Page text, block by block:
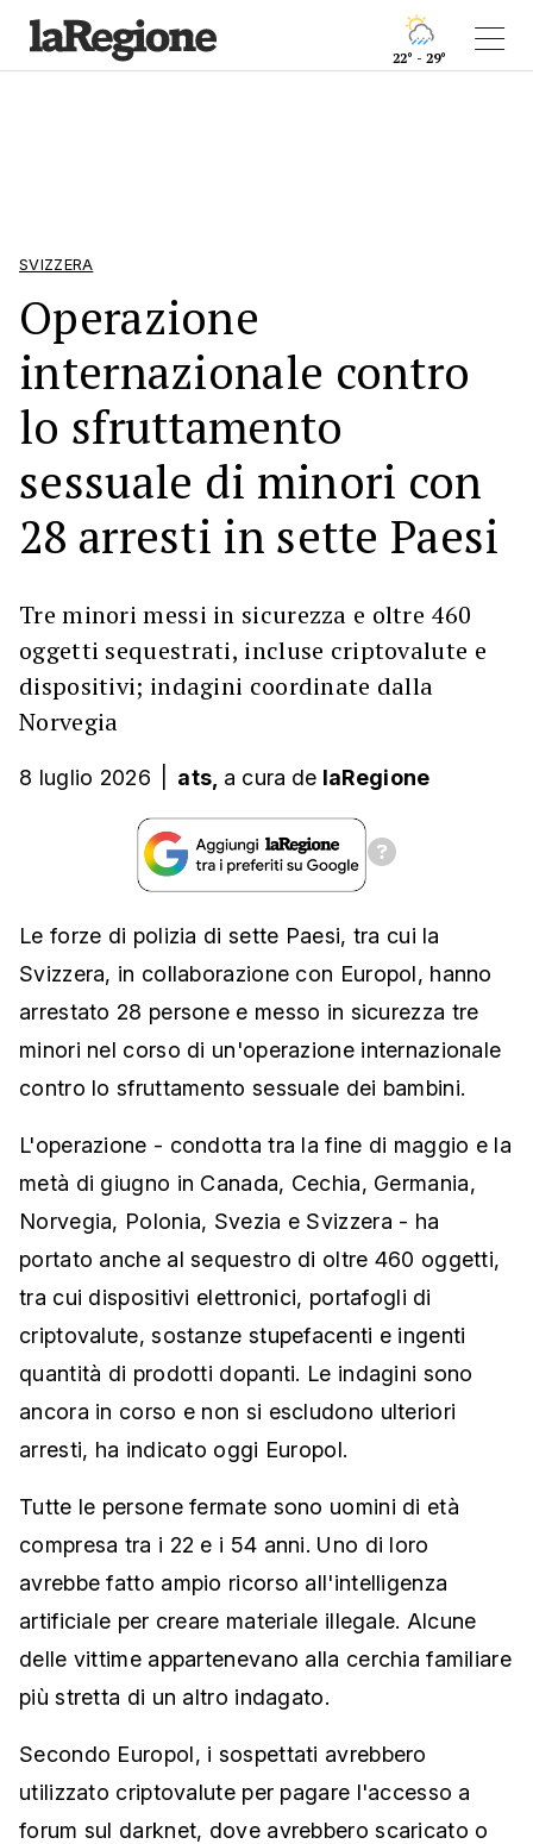
22° - 29°
SVIZZERA
Operazione
internazionale contro
lo sfruttamento
sessuale di minori con
28 arresti in sette Paesi
Tre minori messi in sicurezza e oltre 460
oggetti sequestrati, incluse criptovalute e
dispositivi; indagini coordinate dalla
Norvegia
8 luglio 2026 ats, a cura de laRegione
Le forze di polizia di sette Paesi, tra cui la
Svizzera, in collaborazione con Europol, hanno
arrestato 28 persone e messo in sicurezza tre
minori nel corso di un'operazione internazionale
contro lo sfruttamento sessuale dei bambini.
L'operazione - condotta tra la fine di maggio e la
metà di giugno in Canada, Cechia, Germania,
Norvegia, Polonia, Svezia e Svizzera - ha
portato anche al sequestro di oltre 460 oggetti,
tra cui dispositivi elettronici, portafogli di
criptovalute, sostanze stupefacenti e ingenti
quantità di prodotti dopanti. Le indagini sono
ancora in corso e non si escludono ulteriori
arresti, ha indicato oggi Europol.
Tutte le persone fermate sono uomini di età
compresa tra i 22 e i 54 anni. Uno di loro
avrebbe fatto ampio ricorso all'intelligenza
artificiale per creare materiale illegale. Alcune
delle vittime appartenevano alla cerchia familiare
più stretta di un altro indagato.
Secondo Europol, i sospettati avrebbero
utilizzato criptovalute per pagare l'accesso a
forum sul darknet, dove avrebbero scaricato o